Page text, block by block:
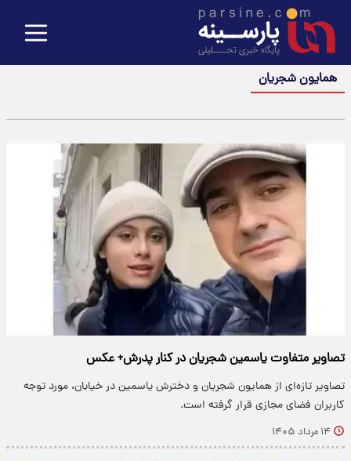
همایون شجریان
تصاویر متفاوت یاسمین شجریان در کنار پدرش+ عکس
تصاویر تازه‌ای از همایون شجریان و دخترش یاسمین در خیابان، مورد توجه
کاربران فضای مجازی قرار گرفته است.
۱۴ مرداد ۱۴۰۵